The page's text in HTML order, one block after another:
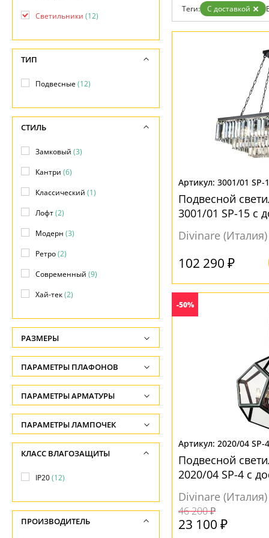
Дизайнерам
Бренды
Теги: С доставкой
3001/01 SP-
Подвесной
3001/01 SP-15 с
Divinare (Италия)
102 290 ₽
-50%
2020/04 SP-4
Подвесной
2020/04 SP-4 с
Divinare (Италия)
46 200 ₽
23 100 ₽
Светильники (12)
ТИП
Подвесные(12)
СТИЛЬ
Замковый (3)
Кантри (6)
Классический (1)
Лофт(2)
Модерн (3)
Ретро(2)
Современный (9)
Хай-тек(2)
РАЗМЕРЫ
Высота, см
-
Длина подвеса, см
-
Ширина, см
-
Диаметр, см
Длина, см
ПАРАМЕТРЫ ПЛАФОНОВ
ФОРМА ПЛАФОНА
Без плафона(2)
Декоративный(6)
Шар(4)
ПАРАМЕТРЫ АРМАТУРЫ
ЦВЕТ АРМАТУРЫ
Бронза(1)
Серый(6)
ПАРАМЕТРЫ ЛАМПОЧЕК
Количество ламп
-
Общая мощность ламп
-
Напряжение
КЛАСС ВЛАГОЗАЩИТЫ
IP20(12)
ПРОИЗВОДИТЕЛЬ